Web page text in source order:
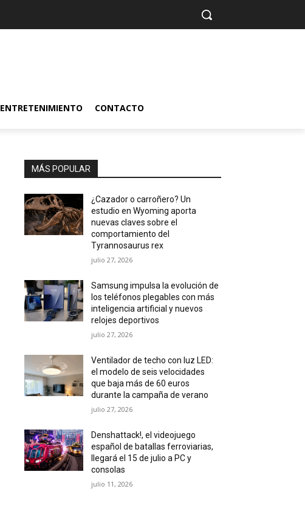
ENTRETENIMIENTO CONTACTO
MÁS POPULAR
¿Cazador o carroñero? Un
estudio en Wyoming aporta
nuevas claves sobre el
comportamiento del
Tyrannosaurus rex
julio 27, 2026
Samsung impulsa la evolución de
los teléfonos plegables con más
inteligencia artificial y nuevos
relojes deportivos
julio 27, 2026
Ventilador de techo con luz LED:
el modelo de seis velocidades
que baja más de 60 euros
durante la campaña de verano
julio 27, 2026
Denshattack!, el videojuego
español de batallas ferroviarias,
llegará el 15 de julio a PC y
consolas
julio 11, 2026